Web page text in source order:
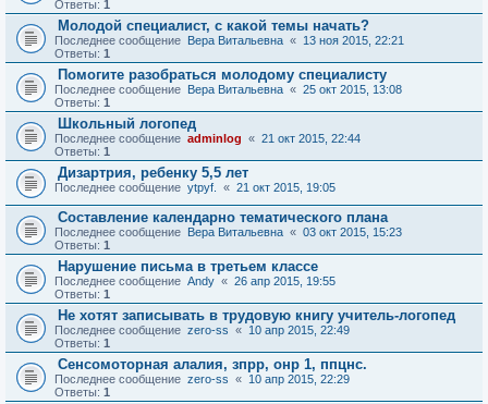
Ответы: 1
Молодой специалист, с какой темы начать?
Последнее сообщение Вера Витальевна « 13 ноя 2015, 22:21
Ответы: 1
Помогите разобраться молодому специалисту
Последнее сообщение Вера Витальевна « 25 окт 2015, 13:08
Ответы: 1
Школьный логопед
Последнее сообщение adminlog « 21 окт 2015, 22:44
Ответы: 1
Дизартрия, ребенку 5,5 лет
Последнее сообщение ytpyf. « 21 окт 2015, 19:05
Составление календарно тематического плана
Последнее сообщение Вера Витальевна « 03 окт 2015, 15:23
Ответы: 1
Нарушение письма в третьем классе
Последнее сообщение Andy « 26 апр 2015, 19:55
Ответы: 1
Не хотят записывать в трудовую книгу учитель-логопед
Последнее сообщение zero-ss « 10 апр 2015, 22:49
Ответы: 1
Сенсомоторная алалия, зпрр, онр 1, ппцнс.
Последнее сообщение zero-ss « 10 апр 2015, 22:29
Ответы: 1